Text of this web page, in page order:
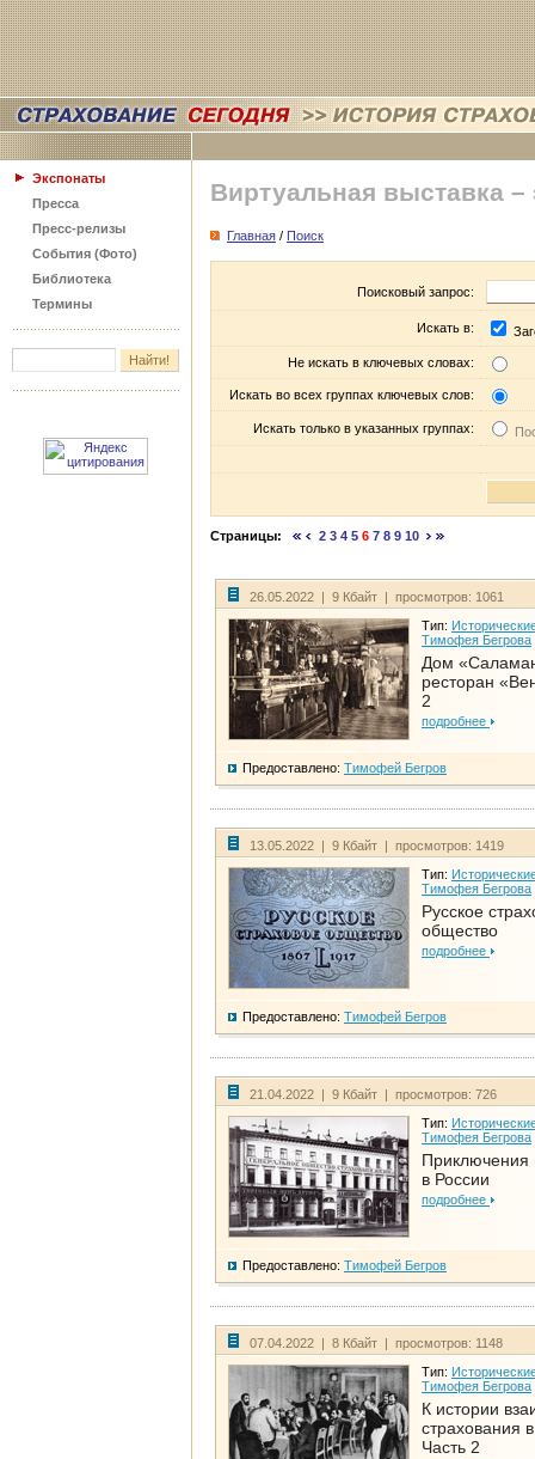
Экспонаты
Пресса
Пресс-релизы
События (Фото)
Библиотека
Термины
Виртуальная выставка –
Главная / Поиск
Поисковый запрос:
Искать в:
Не искать в ключевых словах:
Искать во всех группах ключевых слов:
Искать только в указанных группах:
Страницы: 2 3 4 5 6 7 8 9 10
26.05.2022 | 9 Кбайт | просмотров: 1061
Тип:
Тимофея Бегрова
Дом
ресторан
2
подробнее
Предоставлено: Тимофей Бегров
13.05.2022 | 9 Кбайт | просмотров: 1419
Тип:
Тимофея Бегрова
Русское
общество
подробнее
Предоставлено: Тимофей Бегров
21.04.2022 | 9 Кбайт | просмотров: 726
Тип:
Тимофея Бегрова
Приключения
в России
подробнее
Предоставлено: Тимофей Бегров
07.04.2022 | 8 Кбайт | просмотров: 1148
Тип:
Тимофея Бегрова
К истории
страхования
Часть 2